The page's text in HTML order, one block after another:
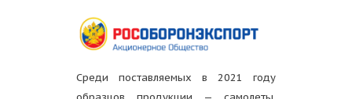
Среди поставляемых в 2021 году